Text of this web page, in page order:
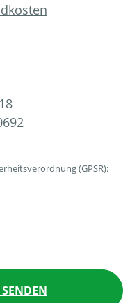
(GPSR):